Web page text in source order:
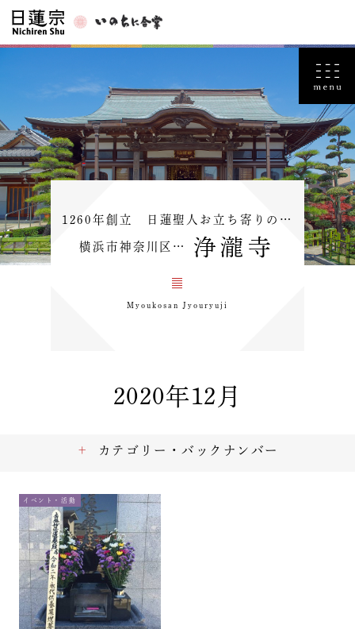
1260年創立 日蓮聖人お立ち寄りの…
横浜市神奈川区… 浄瀧寺
Myoukosan Jyouryuji
2020年12月
イベント・活動
カテゴリー・バックナンバー